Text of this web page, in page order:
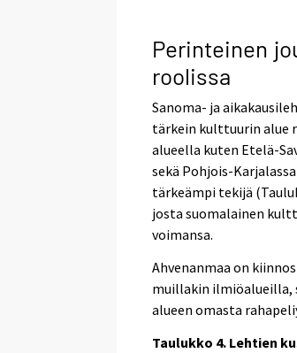
Perinteinen
roolissa
Sanoma- ja
tärkein kulttuurin alue
alueella kuten Etelä-
sekä Pohjois-
tärkeämpi tekijä
josta suomalainen
voimansa.
Ahvenanmaa on
muillakin ilmiöalueilla,
alueen omasta
Taulukko 4. Lehtien